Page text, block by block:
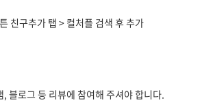
친구추가 탭 > 컬처플 검색 후 추가
블로그 등 리뷰에 참여해 주셔야 합니다.